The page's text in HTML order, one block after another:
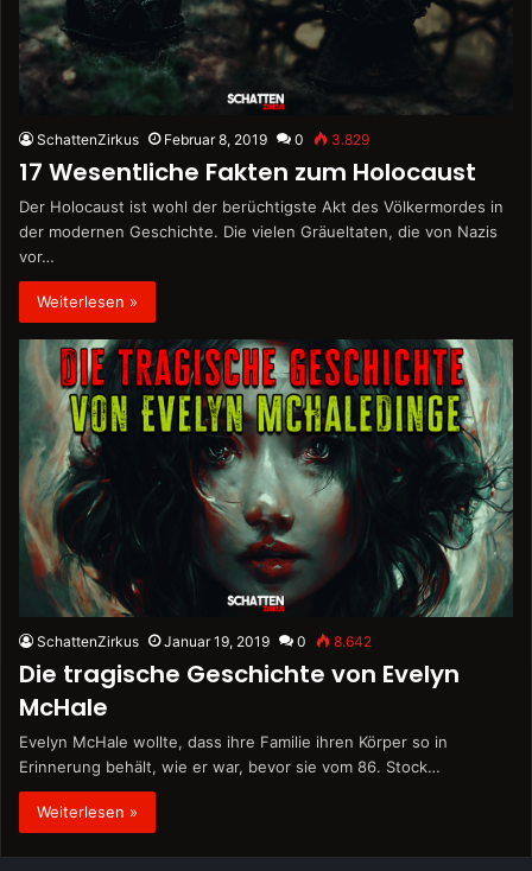
SchattenZirkus Februar 8, 2019 0 3.829
17 Wesentliche Fakten zum Holocaust
Der Holocaust ist wohl der berüchtigste Akt des Völkermordes in
der modernen Geschichte. Die vielen Gräueltaten, die von Nazis
vor…
Weiterlesen »
SchattenZirkus Januar 19, 2019 0 8.642
Die tragische Geschichte von Evelyn
McHale
Evelyn McHale wollte, dass ihre Familie ihren Körper so in
Erinnerung behält, wie er war, bevor sie vom 86. Stock…
Weiterlesen »